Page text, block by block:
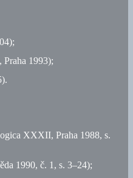
1993);
XXXII, Praha 1988, s.
1990, č. 1, s. 3–24);